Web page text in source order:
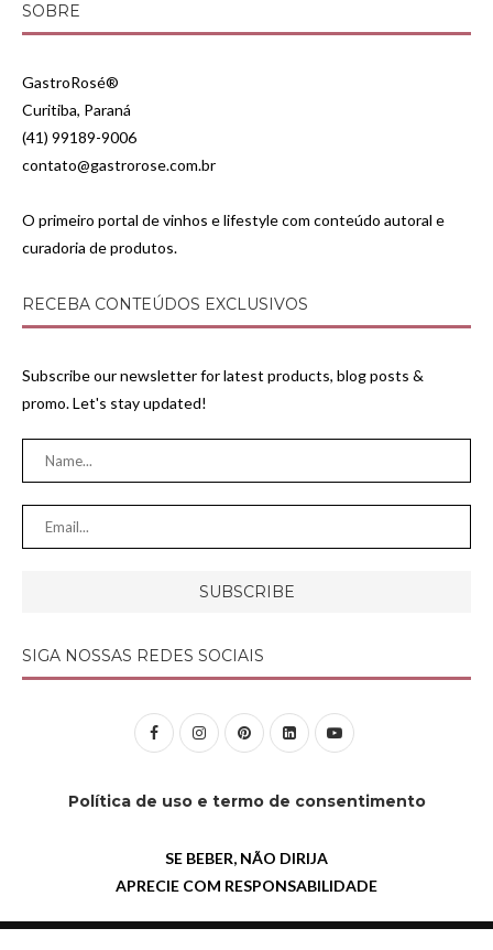
SOBRE
GastroRosé®
Curitiba, Paraná
(41) 99189-9006
contato@gastrorose.com.br
O primeiro portal de vinhos e lifestyle com conteúdo autoral e
curadoria de produtos.
RECEBA CONTEÚDOS EXCLUSIVOS
Subscribe our newsletter for latest products, blog posts &
promo. Let's stay updated!
SIGA NOSSAS REDES SOCIAIS
Política de uso e termo de consentimento
SE BEBER, NÃO DIRIJA
APRECIE COM RESPONSABILIDADE